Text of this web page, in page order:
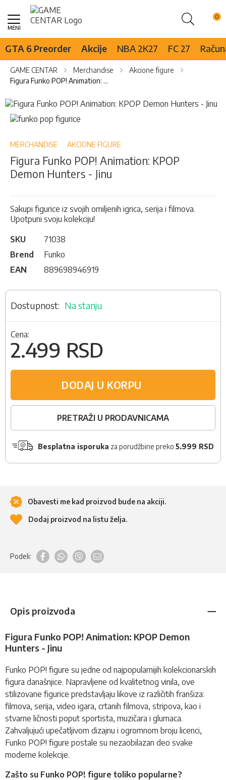
Pretraži
Skip
Content
GTA 6 Preorder Akcije NBA 2K27 FC 27
GAME CENTAR Merchandise
Akcione figure
Figura Funko POP! Animation: KPOP Demon Hunters - Jinu
Skip
to
the
of
images
gallery
Skip
to
beginning
the
images
MERCHANDISE AKCIONE FIGURE
Figura Funko POP! Animation: KPOP
Demon Hunters - Jinu
Sakupi figurice iz svojih omiljenih igrica, serija i filmova.
Upotpuni svoju kolekciju!
SKU
71038
Brend
Funko
EAN
889698946919
Na stanju
Cena:
2.499 RSD
DODAJ U KORPU
PRETRAŽI U PRODAVNICAMA
Besplatna isporuka za porudžbine preko 5.999 RSD
Obavesti me kad proizvod bude na akciji.
Dodaj proizvod na listu želja.
Podeli:
Opis proizvoda
Figura Funko POP! Animation: KPOP Demon
Hunters - Jinu
Funko POP! figure su jedne od najpopularnijih kolekcionarskih
figura današnjice. Napravljene od kvalitetnog vinila, ove
stilizovane figurice predstavljaju likove iz različitih franšiza:
filmova, serija, video igara, crtanih filmova, stripova, kao i
stvarne ličnosti poput sportista, muzičara i glumaca.
Zahvaljujući upečatljivom dizajnu i ogromnom broju licenci,
Funko POP! figure postale su nezaobilazan deo svake
moderne kolekcije.
Zašto su Funko POP! figure toliko popularne?